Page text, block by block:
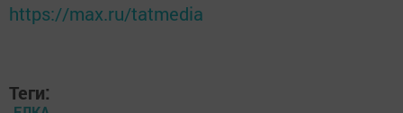
https://max.ru/tatmedia
Теги: